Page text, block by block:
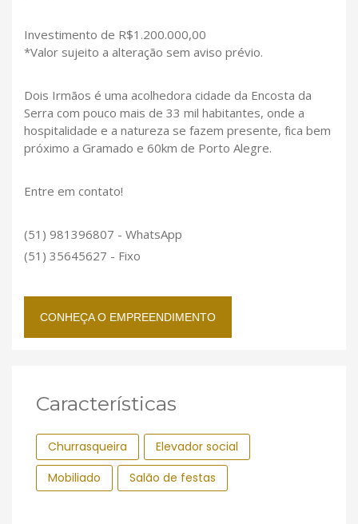
Investimento de R$1.200.000,00
*Valor sujeito a alteração sem aviso prévio.
Dois Irmãos é uma acolhedora cidade da Encosta da
Serra com pouco mais de 33 mil habitantes, onde a
hospitalidade e a natureza se fazem presente, fica bem
próximo a Gramado e 60km de Porto Alegre.
Entre em contato!
(51) 981396807 - WhatsApp
(51) 35645627 - Fixo
CONHEÇA O EMPREENDIMENTO
Características
Churrasqueira
Elevador social
Mobiliado
Salão de festas